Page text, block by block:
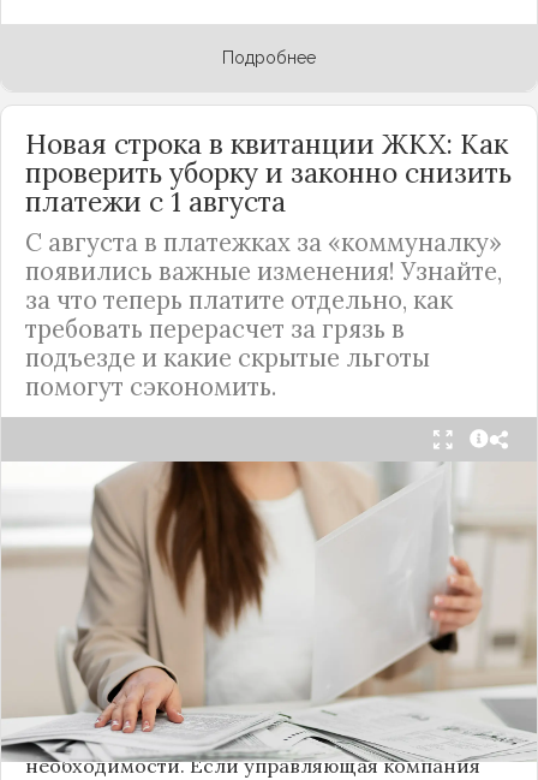
Подробнее
Новая строка в квитанции ЖКХ: Как
проверить уборку и законно снизить
платежи с 1 августа
С августа в платежках за «коммуналку»
появились важные изменения! Узнайте,
за что теперь платите отдельно, как
требовать перерасчет за грязь в
подъезде и какие скрытые льготы
помогут сэкономить.
С 1 августа в квитанциях за жилищно-
коммунальные услуги введено важное
новшество. Как поясняет автор канала "ВЗО
ProДеньги", теперь уборка мест общего
пользования (МОП) выделена в отдельную
строку. Это дает жильцам четкое понимание, за
что именно они платят.
Новые нормы строго регламентируют частоту
уборки: мытье полов и лестниц должно
проводиться несколько раз в неделю, удаление
пыли – еженедельно, а уборка снега – по мере
необходимости. Если управляющая компания